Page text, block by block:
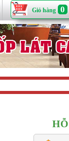
Giỏ hàng 0